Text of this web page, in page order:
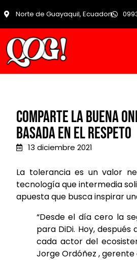
Norte de Guayaquil, Ecuador
Comparte la Buena
basada en el respeto
13 diciembre 2021
La tolerancia es un valor
tecnología que intermedia
apuesta que busca inspirar
“Desde el día cero la
para DiDi. Hoy,
cada actor del
Jorge Ordóñez , gerente